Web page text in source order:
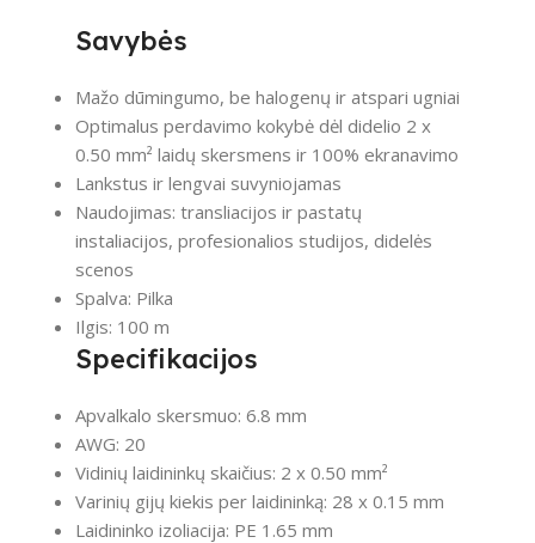
Savybės
Mažo dūmingumo, be halogenų ir atspari ugniai
Optimalus perdavimo kokybė dėl didelio 2 x
0.50 mm² laidų skersmens ir 100% ekranavimo
Lankstus ir lengvai suvyniojamas
Naudojimas: transliacijos ir pastatų
instaliacijos, profesionalios studijos, didelės
scenos
Spalva: Pilka
Ilgis: 100 m
Specifikacijos
Apvalkalo skersmuo: 6.8 mm
AWG: 20
Vidinių laidininkų skaičius: 2 x 0.50 mm²
Varinių gijų kiekis per laidininką: 28 x 0.15 mm
Laidininko izoliacija: PE 1.65 mm